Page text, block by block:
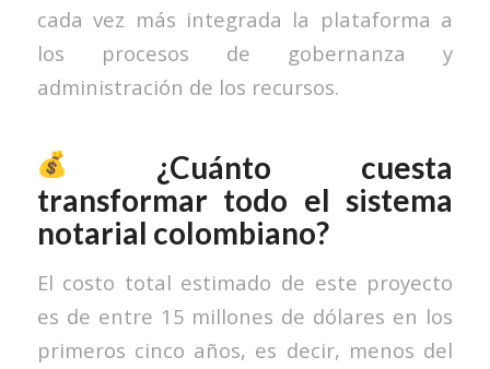
cada vez más integrada la plataforma a
los procesos de gobernanza y
administración de los recursos.
¿Cuánto cuesta
transformar todo el sistema
notarial colombiano?
El costo total estimado de este proyecto
es de entre 15 millones de dólares en los
primeros cinco años, es decir, menos del